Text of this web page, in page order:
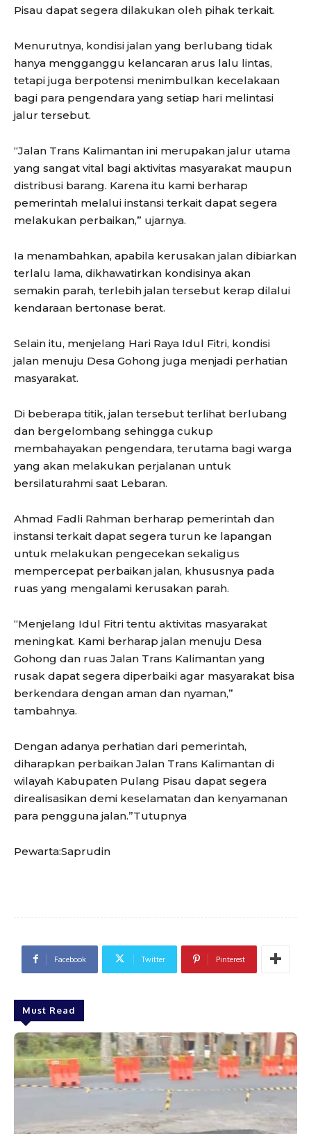
Pisau dapat segera dilakukan oleh pihak terkait.
Menurutnya, kondisi jalan yang berlubang tidak
hanya mengganggu kelancaran arus lalu lintas,
tetapi juga berpotensi menimbulkan kecelakaan
bagi para pengendara yang setiap hari melintasi
jalur tersebut.
“Jalan Trans Kalimantan ini merupakan jalur utama
yang sangat vital bagi aktivitas masyarakat maupun
distribusi barang. Karena itu kami berharap
pemerintah melalui instansi terkait dapat segera
melakukan perbaikan,” ujarnya.
Ia menambahkan, apabila kerusakan jalan dibiarkan
terlalu lama, dikhawatirkan kondisinya akan
semakin parah, terlebih jalan tersebut kerap dilalui
kendaraan bertonase berat.
Selain itu, menjelang Hari Raya Idul Fitri, kondisi
jalan menuju Desa Gohong juga menjadi perhatian
masyarakat.
Di beberapa titik, jalan tersebut terlihat berlubang
dan bergelombang sehingga cukup
membahayakan pengendara, terutama bagi warga
yang akan melakukan perjalanan untuk
bersilaturahmi saat Lebaran.
Ahmad Fadli Rahman berharap pemerintah dan
instansi terkait dapat segera turun ke lapangan
untuk melakukan pengecekan sekaligus
mempercepat perbaikan jalan, khususnya pada
ruas yang mengalami kerusakan parah.
“Menjelang Idul Fitri tentu aktivitas masyarakat
meningkat. Kami berharap jalan menuju Desa
Gohong dan ruas Jalan Trans Kalimantan yang
rusak dapat segera diperbaiki agar masyarakat bisa
berkendara dengan aman dan nyaman,”
tambahnya.
Dengan adanya perhatian dari pemerintah,
diharapkan perbaikan Jalan Trans Kalimantan di
wilayah Kabupaten Pulang Pisau dapat segera
direalisasikan demi keselamatan dan kenyamanan
para pengguna jalan.”Tutupnya
Pewarta:Saprudin
Facebook Twitter Pinterest
Must Read